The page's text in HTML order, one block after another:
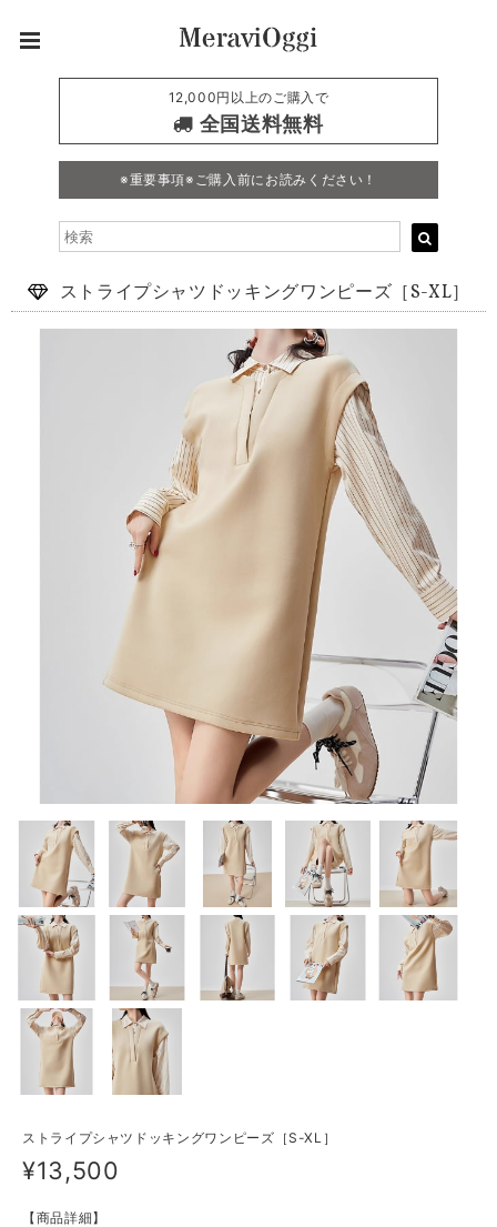
12,000円以上のご購入で
全国送料無料
※重要事項※ご購入前にお読みください！
ストライプシャツドッキングワンピーズ［S-XL］
ストライプシャツドッキングワンピーズ［S-XL］
¥13,500
【商品詳細】